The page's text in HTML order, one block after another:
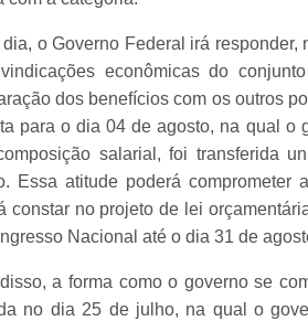
dia, o Governo Federal irá
econômicas do
dos benefícios com os outros
para o dia 04 de agosto, na qual o
salarial, foi transferida
Essa atitude poderá
constar no projeto de lei
Nacional até o dia 31 de
a forma como o governo se
no dia 25 de julho, na qual o